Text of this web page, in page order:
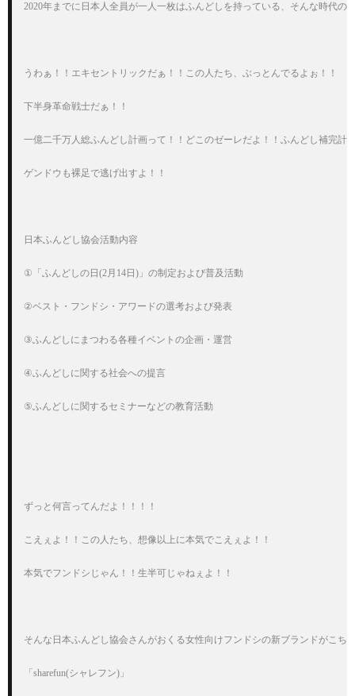
2020年までに日本人全員が一人一枚はふんどしを持っている、そんな時代の
うわぁ！！エキセントリックだぁ！！この人たち、ぶっとんでるよぉ！！
下半身革命戦士だぁ！！
一億二千万人総ふんどし計画って！！どこのゼーレだよ！！ふんどし補完計
ゲンドウも裸足で逃げ出すよ！！
日本ふんどし協会活動内容
①「ふんどしの日(2月14日)」の制定および普及活動
②ベスト・フンドシ・アワードの選考および発表
③ふんどしにまつわる各種イベントの企画・運営
④ふんどしに関する社会への提言
⑤ふんどしに関するセミナーなどの教育活動
ずっと何言ってんだよ！！！！
こえぇよ！！この人たち、想像以上に本気でこえぇよ！！
本気でフンドシじゃん！！生半可じゃねぇよ！！
そんな日本ふんどし協会さんがおくる女性向けフンドシの新ブランドがこち